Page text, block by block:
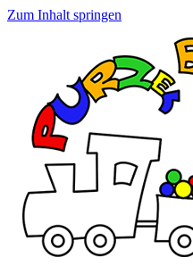
Zum Inhalt springen